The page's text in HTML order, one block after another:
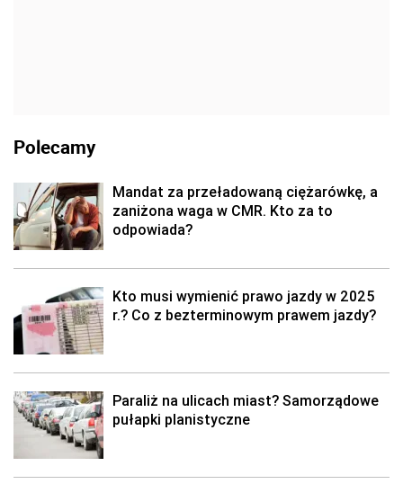
Polecamy
Mandat za przeładowaną ciężarówkę, a
zaniżona waga w CMR. Kto za to
odpowiada?
Kto musi wymienić prawo jazdy w 2025
r.? Co z bezterminowym prawem jazdy?
Paraliż na ulicach miast? Samorządowe
pułapki planistyczne